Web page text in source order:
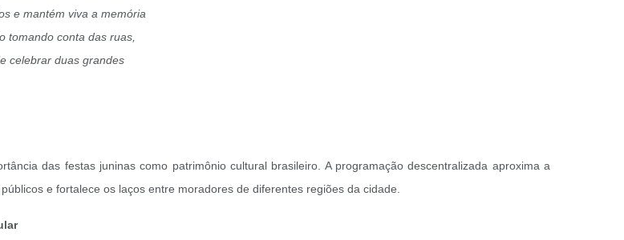
e mantém viva a memória
tomando conta das ruas,
celebrar duas grandes
das festas juninas como patrimônio cultural brasileiro. A programação descentralizada aproxima a
e fortalece os laços entre moradores de diferentes regiões da cidade.